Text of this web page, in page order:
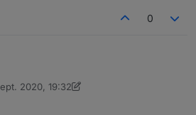
i = 0; i < arr.length; i++) {
log(msg);
0
Agent is not defined
2020, 19:32
paul53 9. Aug. 2020, 21:32